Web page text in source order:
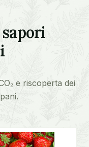
e riscoperta dei